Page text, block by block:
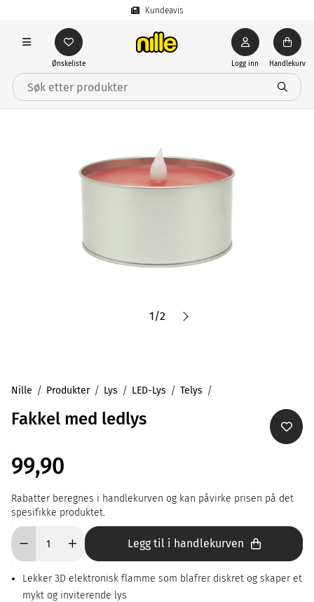
Kundeavis
Ønskeliste Logg inn Handlekurv
1/2
Nille Produkter Lys LED-Lys Telys
Fakkel med ledlys
99,90
Rabatter beregnes i handlekurven og kan påvirke prisen på det
spesifikke produktet.
Legg til i handlekurven
Lekker 3D elektronisk flamme som blafrer diskret og skaper et
mykt og inviterende lys